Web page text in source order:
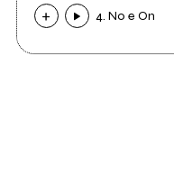
4. No e On